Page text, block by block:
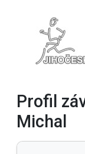
Profil
Michal